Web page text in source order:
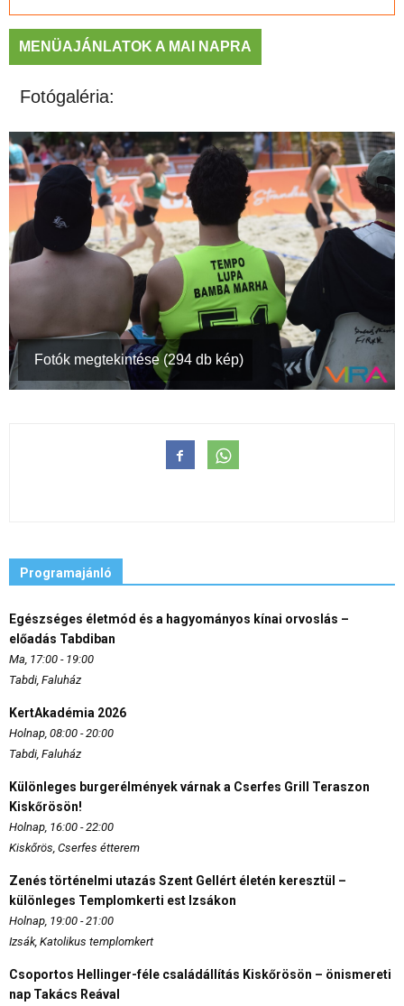
MENÜAJÁNLATOK A MAI NAPRA
Fotógaléria:
Fotók megtekintése (294 db kép)
Programajánló
Egészséges életmód és a hagyományos kínai orvoslás –
előadás Tabdiban
Ma, 17:00 - 19:00
Tabdi, Faluház
KertAkadémia 2026
Holnap, 08:00 - 20:00
Tabdi, Faluház
Különleges burgerélmények várnak a Cserfes Grill Teraszon
Kiskőrösön!
Holnap, 16:00 - 22:00
Kiskőrös, Cserfes étterem
Zenés történelmi utazás Szent Gellért életén keresztül –
különleges Templomkerti est Izsákon
Holnap, 19:00 - 21:00
Izsák, Katolikus templomkert
Csoportos Hellinger-féle családállítás Kiskőrösön – önismereti
nap Takács Reával